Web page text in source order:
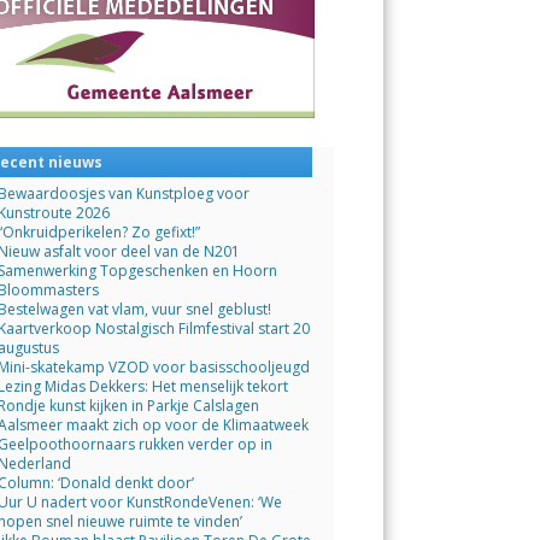
nieuws
van Kunstploeg voor
2026
Zo gefixt!”
asfalt voor deel van de N201
Topgeschenken en Hoorn
vat vlam, vuur snel geblust!
Nostalgisch Filmfestival start 20
skatekamp VZOD voor basisschooljeugd
Midas Dekkers: Het menselijk tekort
kunst kijken in Parkje Calslagen
maakt zich op voor de Klimaatweek
rukken verder op in
‘Donald denkt door’
U nadert voor KunstRondeVenen: ‘We
snel nieuwe ruimte te vinden’